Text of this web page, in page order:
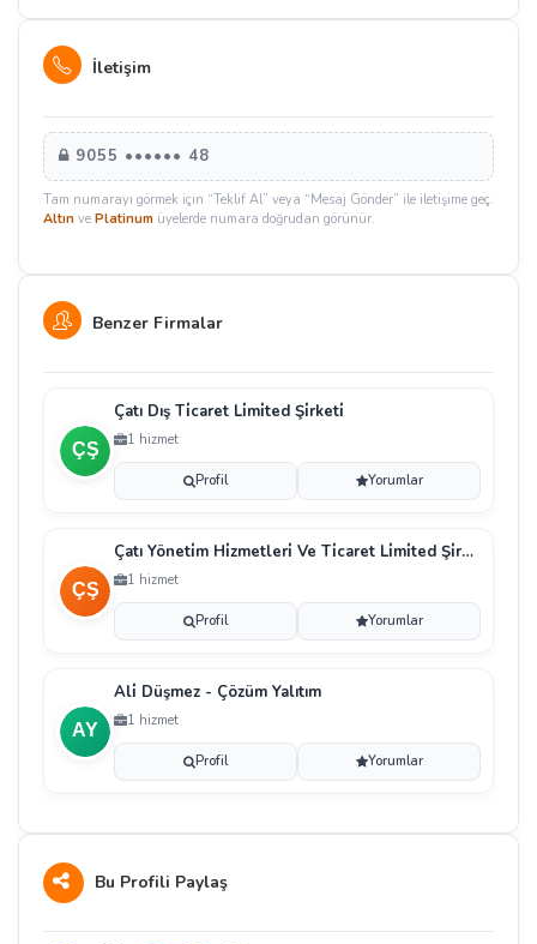
İletişim
9055 •••••• 48
Tam numarayı görmek için “Teklif Al” veya “Mesaj Gönder” ile iletişime geç.
Altın ve Platinum üyelerde numara doğrudan görünür.
Benzer Firmalar
Çatı Dış Ti̇caret Li̇mi̇ted Şi̇rketi̇
1 hizmet
Profil Yorumlar
Çatı Yöneti̇m Hi̇zmetleri̇ Ve Ti̇caret Li̇mi̇ted Şi̇rketi̇
1 hizmet
Profil Yorumlar
Ali̇ Düşmez - Çözüm Yalıtım
1 hizmet
Profil Yorumlar
Bu Profili Paylaş